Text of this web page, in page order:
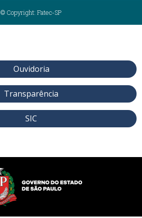
© Copyright: Fatec-SP
Ouvidoria
Transparência
SIC